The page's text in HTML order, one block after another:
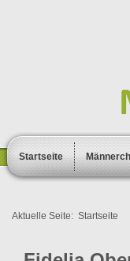
Startseite
Aktuelle Seite: Startseite